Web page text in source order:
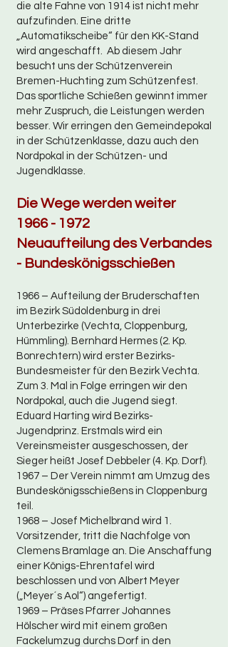
die alte Fahne von 1914 ist nicht mehr
aufzufinden. Eine dritte
„Automatikscheibe“ für den KK-Stand
wird angeschafft. Ab diesem Jahr
besucht uns der Schützenverein
Bremen-Huchting zum Schützenfest.
Das sportliche Schießen gewinnt immer
mehr Zuspruch, die Leistungen werden
besser. Wir erringen den Gemeindepokal
in der Schützenklasse, dazu auch den
Nordpokal in der Schützen- und
Jugendklasse.
Die Wege werden weiter
1966 - 1972
Neuaufteilung des Verbandes
- Bundeskönigsschießen
1966 – Aufteilung der Bruderschaften
im Bezirk Südoldenburg in drei
Unterbezirke (Vechta, Cloppenburg,
Hümmling). Bernhard Hermes (2. Kp.
Bonrechtern) wird erster Bezirks-
Bundesmeister für den Bezirk Vechta.
Zum 3. Mal in Folge erringen wir den
Nordpokal, auch die Jugend siegt.
Eduard Harting wird Bezirks-
Jugendprinz. Erstmals wird ein
Vereinsmeister ausgeschossen, der
Sieger heißt Josef Debbeler (4. Kp. Dorf).
1967 – Der Verein nimmt am Umzug des
Bundeskönigsschießens in Cloppenburg
teil.
1968 – Josef Michelbrand wird 1.
Vorsitzender, tritt die Nachfolge von
Clemens Bramlage an. Die Anschaffung
einer Königs-Ehrentafel wird
beschlossen und von Albert Meyer
(„Meyer´s Aol“) angefertigt.
1969 – Präses Pfarrer Johannes
Hölscher wird mit einem großen
Fackelumzug durchs Dorf in den